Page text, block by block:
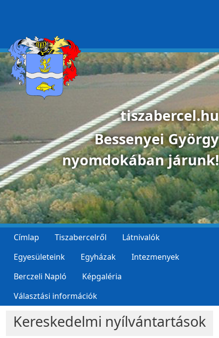
tiszabercel.hu
Bessenyei György
nyomdokában járunk!
Címlap Tiszabercelről
Látnivalók
Egyesületeink
Egyházak
Intezmenyek
Berczeli Napló
Képgaléria
Választási információk
Kereskedelmi nyílvántartások